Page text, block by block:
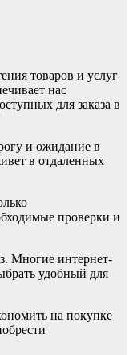
товаров и услуг
нас
для заказа в
и ожидание в
в отдаленных
проверки и
Многие интернет-
удобный для
на покупке